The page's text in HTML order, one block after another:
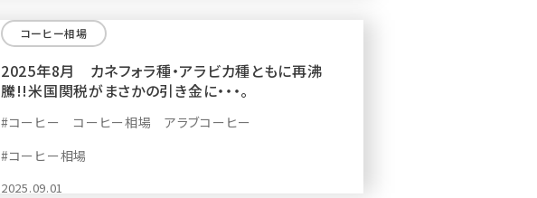
コーヒー相場
2025年8月 カネフォラ種・アラビカ種ともに再沸
騰!!米国関税がまさかの引き金に・・・。
#コーヒー コーヒー相場 アラブコーヒー
#コーヒー相場
2025.09.01